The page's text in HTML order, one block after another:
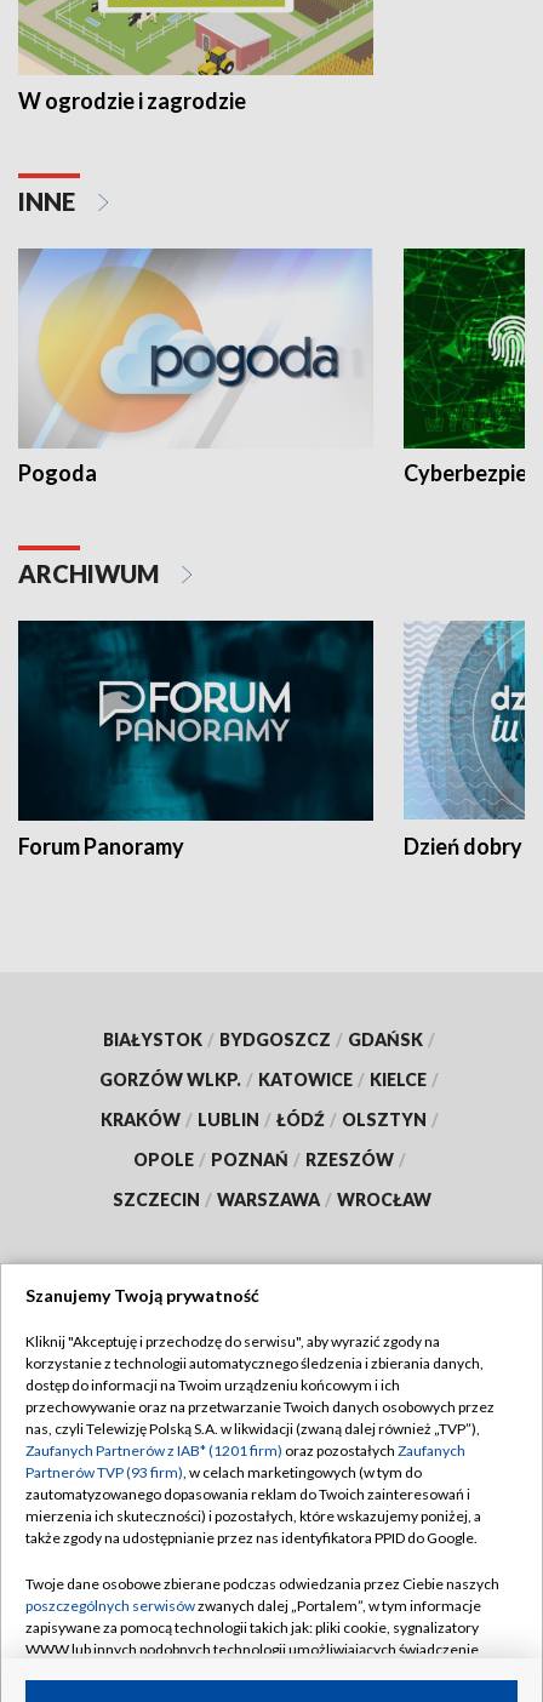
W ogrodzie i zagrodzie
INNE
Pogoda
ARCHIWUM
Forum Panoramy Dzień dobry
BIAŁYSTOK / BYDGOSZCZ / GDAŃSK /
GORZÓW WLKP. / KATOWICE / KIELCE /
KRAKÓW / LUBLIN / ŁÓDŹ / OLSZTYN /
OPOLE / POZNAŃ / RZESZÓW /
SZCZECIN / WARSZAWA / WROCŁAW
TVP
Abonament TVP
Emisja w TVP
Centrum informacji TVP
Naziemna Telewizja Cyfrowa
Rada Programowa
System NOS
Informacje o nadawcy
Regulamin TVP
Polityka prywatności
Moje zgody
Pomoc
Kontakt
Kanały
Szanujemy Twoją prywatność
Kliknij "Akceptuję i przechodzę do serwisu", aby wyrazić zgody na
korzystanie z technologii automatycznego śledzenia i zbierania danych,
dostęp do informacji na Twoim urządzeniu końcowym i ich
przechowywanie oraz na przetwarzanie Twoich danych osobowych przez
nas, czyli Telewizję Polską S.A. w likwidacji (zwaną dalej również „TVP”),
Zaufanych Partnerów z IAB* (1201 firm) oraz pozostałych Zaufanych
Partnerów TVP (93 firm), w celach marketingowych (w tym do
zautomatyzowanego dopasowania reklam do Twoich zainteresowań i
mierzenia ich skuteczności) i pozostałych, które wskazujemy poniżej, a
także zgody na udostępnianie przez nas identyfikatora PPID do Google.
Twoje dane osobowe zbierane podczas odwiedzania przez Ciebie naszych
poszczególnych serwisówzwanych dalej „Portalem”, w tym informacje
zapisywane za pomocą technologii takich jak: pliki cookie, sygnalizatory
WWW lub innych podobnych technologii umożliwiających świadczenie